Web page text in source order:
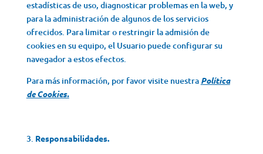
estadísticas de uso, diagnosticar problemas en la web, y
para la administración de algunos de los servicios
ofrecidos. Para limitar o restringir la admisión de
cookies en su equipo, el Usuario puede configurar su
navegador a estos efectos.
Para más información, por favor visite nuestra Política
de Cookies.
Responsabilidades.